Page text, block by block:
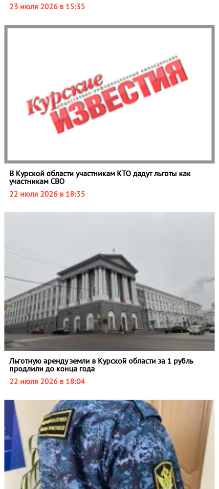
23 июля 2026 в 15:35
В Курской области участникам КТО дадут льготы как
участникам СВО
22 июля 2026 в 18:35
Льготную аренду земли в Курской области за 1 рубль
продлили до конца года
22 июля 2026 в 18:04